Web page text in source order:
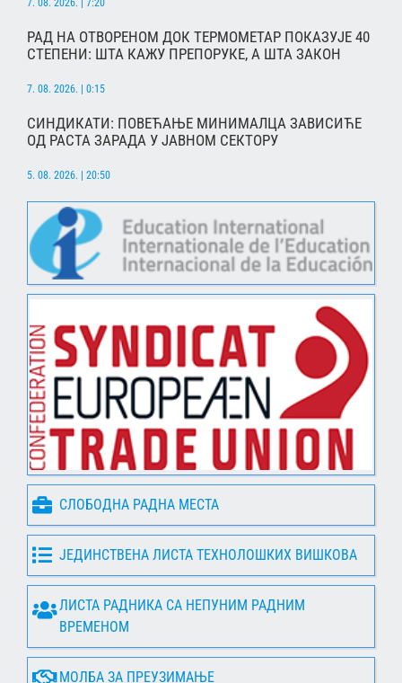
7. 08. 2026. | 7:20
РАД НА ОТВОРЕНОМ ДОК ТЕРМОМЕТАР ПОКАЗУЈЕ 40
СТЕПЕНИ: ШТА КАЖУ ПРЕПОРУКЕ, А ШТА ЗАКОН
7. 08. 2026. | 0:15
СИНДИКАТИ: ПОВЕЋАЊЕ МИНИМАЛЦА ЗАВИСИЋЕ
ОД РАСТА ЗАРАДА У ЈАВНОМ СЕКТОРУ
5. 08. 2026. | 20:50
СЛОБОДНА РАДНА МЕСТА
ЈЕДИНСТВЕНА ЛИСТА ТЕХНОЛОШКИХ ВИШКОВА
ЛИСТА РАДНИКА СА НЕПУНИМ РАДНИМ
ВРЕМЕНОМ
МОЛБА ЗА ПРЕУЗИМАЊЕ